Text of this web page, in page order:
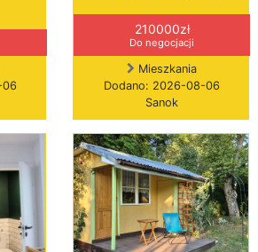
210000zł
Do negocjacji
Mieszkania
Dodano: 2026-08-06
Sanok